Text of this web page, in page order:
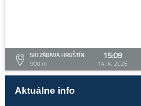
SKI ZÁBAVA HRUŠTÍN
900 m
15:09
14. 4. 2026
Aktuálne info